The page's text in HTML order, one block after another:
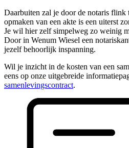
Daarbuiten zal je door de notaris flink
opmaken van een akte is een uiterst
Je wil hier zelf simpelweg zo weinig
Door in Wenum Wiesel een
jezelf behoorlijk inspanning.
Wil je inzicht in de kosten van een
eens op onze uitgebreide
samenlevingscontract.